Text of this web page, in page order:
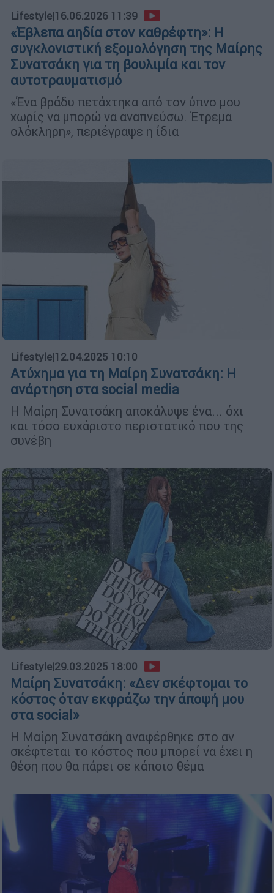
Lifestyle|16.06.2026 11:39
«Έβλεπα αηδία στον καθρέφτη»: Η
συγκλονιστική εξομολόγηση της Μαίρης
Συνατσάκη για τη βουλιμία και τον
αυτοτραυματισμό
«Ένα βράδυ πετάχτηκα από τον ύπνο μου
χωρίς να μπορώ να αναπνεύσω. Έτρεμα
ολόκληρη», περιέγραψε η ίδια
Lifestyle|12.04.2025 10:10
Ατύχημα για τη Μαίρη Συνατσάκη: Η
ανάρτηση στα social media
Η Μαίρη Συνατσάκη αποκάλυψε ένα... όχι
και τόσο ευχάριστο περιστατικό που της
συνέβη
Lifestyle|29.03.2025 18:00
Μαίρη Συνατσάκη: «Δεν σκέφτομαι το
κόστος όταν εκφράζω την άποψή μου
στα social»
Η Μαίρη Συνατσάκη αναφέρθηκε στο αν
σκέφτεται το κόστος που μπορεί να έχει η
θέση που θα πάρει σε κάποιο θέμα